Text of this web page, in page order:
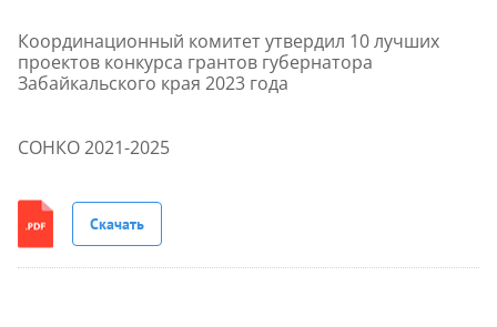
Координационный комитет утвердил 10 лучших
проектов конкурса грантов губернатора
Забайкальского края 2023 года
СОНКО 2021-2025
Скачать